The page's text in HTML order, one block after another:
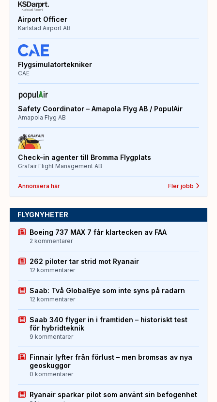
Airport Officer
Karlstad Airport AB
Flygsimulatortekniker
CAE
Safety Coordinator – Amapola Flyg AB / PopulAir
Amapola Flyg AB
Check-in agenter till Bromma Flygplats
Grafair Flight Management AB
Annonsera här Fler jobb
FLYGNYHETER
Boeing 737 MAX 7 får klartecken av FAA
2 kommentarer
262 piloter tar strid mot Ryanair
12 kommentarer
Saab: Två GlobalEye som inte syns på radarn
12 kommentarer
Saab 340 flyger in i framtiden – historiskt test
för hybridteknik
9 kommentarer
Finnair lyfter från förlust – men bromsas av nya
geoskuggor
0 kommentarer
Ryanair sparkar pilot som använt sin befogenhet